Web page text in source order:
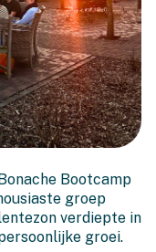
Bootcamp
groep
verdiepte in
groei.